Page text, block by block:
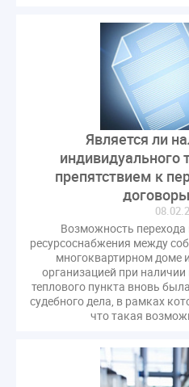
гарантирующие управляющие
демоэкзамен
документ
единство измерений
жалобы
закон о банкротстве
изменения в Положение
индикаторы риска
кадры
кворум ОСС
микрогенерация
надзор
неосновательное обогащение
непредвиденные расходы
общедомовое имущество
общественный совет
оплата отопления
Является ли
индивидуального
препятствием к
Возможность
ресурсоснабжения между
многоквартирном доме
организацией при
теплового пункта вновь
судебного дела, в рамках
что такая